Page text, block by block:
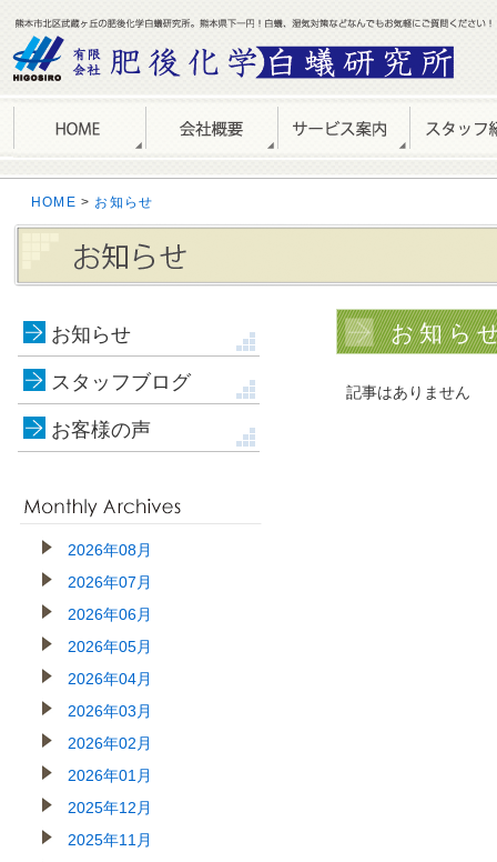
HOME > お知らせ
お知らせ
スタッフブログ
お客様の声
2026年08月
2026年07月
2026年06月
2026年05月
2026年04月
2026年03月
2026年02月
2026年01月
2025年12月
2025年11月
お知ら
記事はありません